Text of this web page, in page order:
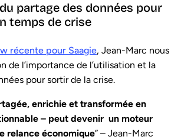
partage des données pour
temps de crise
récente pour Saagie, Jean-Marc nous
de l’importance de l’utilisation et la
pour sortir de la crise.
enrichie et transformée en
– peut devenir un moteur
relance économique” – Jean-Marc